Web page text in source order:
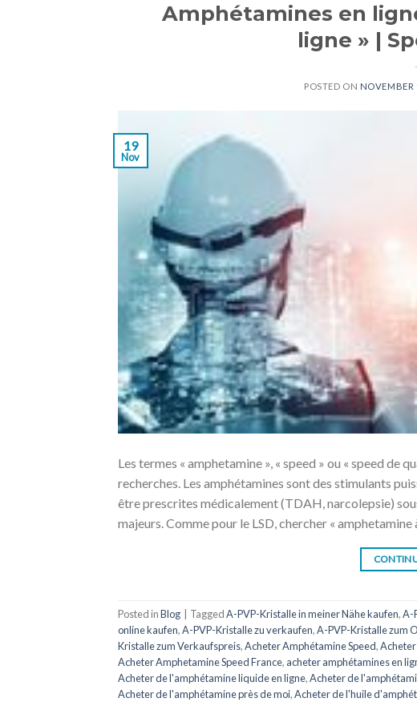
Amphétamines en
ligne » |
POSTED ON NOVEMBER
19
Nov
Les termes « amphetamine », « speed » ou « speed de
recherches. Les amphétamines sont des stimulants
être prescrites médicalement (TDAH, narcolepsie)
majeurs. Comme pour le LSD, chercher «
Posted inBlog TaggedA-PVP-Kristalle in meiner Nähe kaufen,A-
online kaufen,A-PVP-Kristalle zu verkaufen,A-PVP-Kristalle zum
Kristalle zum Verkaufspreis,Acheter Amphétamine Speed,
Acheter Amphetamine Speed ​​​​France, acheter amphétamines en
Acheter de l'amphétamine liquide en ligne,Acheter de
Acheter de l'amphétamine près de moi,Acheter de l'huile